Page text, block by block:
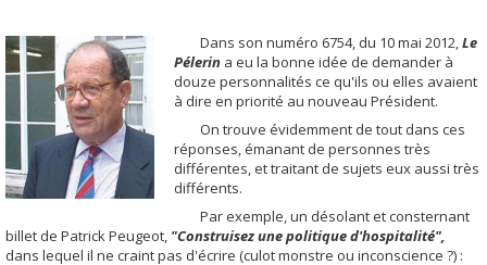
Dans son numéro 6754, du 10 mai 2012,Le
Pélerin a eu la bonne idée de demander à
douze personnalités ce qu'ils ou elles avaient
à dire en priorité au nouveau Président.
On trouve évidemment de tout dans ces
réponses, émanant de personnes très
différentes, et traitant de sujets eux aussi très
différents.
Par exemple, un désolant et consternant
billet de Patrick Peugeot, "Construisez une politique d'hospitalité",
dans lequel il ne craint pas d'écrire (culot monstre ou inconscience ?) :